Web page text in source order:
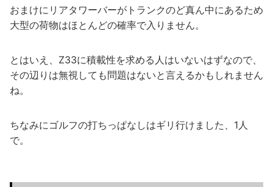
おまけにリアタワーバーがトランクのど真ん中にあるため
大型の荷物はほとんどの確率で入りません。
とはいえ、Z33に積載性を求める人はいないはずなので、
その辺りは無視しても問題はないと言えるかもしれません
ね。
ちなみにゴルフの打ちっぱなしはギリ行けました、1人
で。